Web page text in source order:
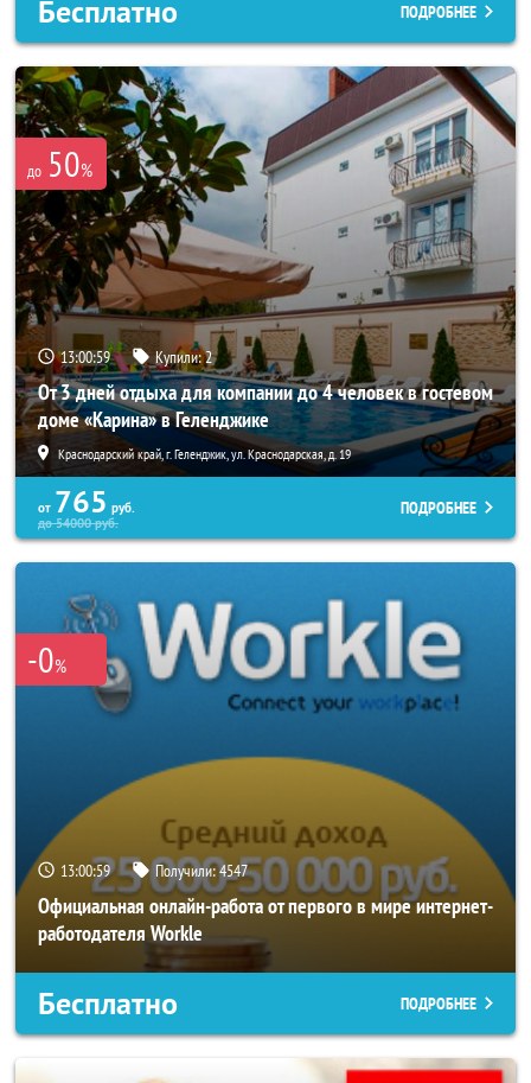
Бесплатно ПОДРОБНЕЕ
до 50%
13:00:55 Купили:2
От 3 дней отдыха для компании до 4 человек в гостевом
доме «Карина» в Геленджике
Краснодарский край, г. Геленджик, ул. Краснодарская, д. 19
от 765 руб.
до54000руб.
ПОДРОБНЕЕ
-0%
13:00:55 Получили:4547
Официальная онлайн-работа от первого в мире интернет-
работодателя Workle
Бесплатно ПОДРОБНЕЕ